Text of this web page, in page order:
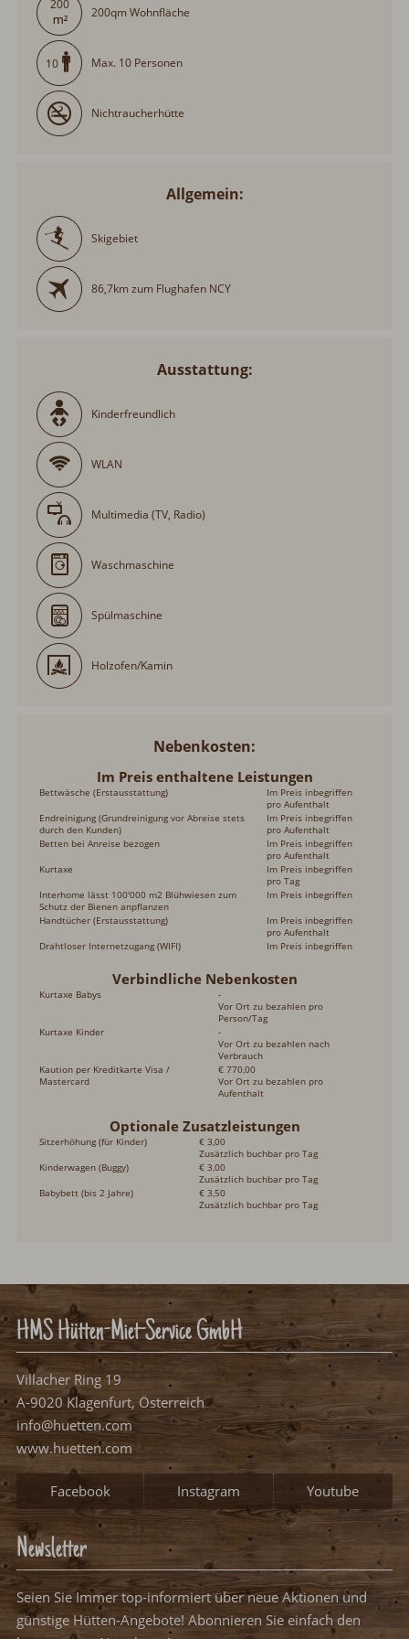
200
200qm Wohnfläche
10 Max. 10 Personen
Nichtraucherhütte
Allgemein:
Skigebiet
86,7km zum Flughafen NCY
Ausstattung:
Kinderfreundlich
WLAN
Multimedia (TV, Radio)
Waschmaschine
Spülmaschine
Holzofen/Kamin
Nebenkosten
Im Preis enthaltene Leistungen
Bettwäsche (Erstausstattung)
Im Preis inbegriffen
pro Aufenthalt
Endreinigung (Grundreinigung vor Abreise stets
durch den Kunden)
Im Preis inbegriffen
pro Aufenthalt
Betten bei Anreise bezogen
Im Preis inbegriffen
pro Aufenthalt
Kurtaxe
Im Preis inbegriffen
pro Tag
Interhome lässt 100'000 m2 Blühwiesen zum
Schutz der Bienen anpflanzen
Im Preis inbegriffen
Handtücher (Erstausstattung)
Im Preis inbegriffen
pro Aufenthalt
Drahtloser Internetzugang (WIFI)
Im Preis inbegriffen
Verbindliche Nebenkosten
Kurtaxe Babys
-
Vor Ort zu bezahlen pro
Person/Tag
Kurtaxe Kinder
-
Vor Ort zu bezahlen nach
Verbrauch
Kaution per Kreditkarte Visa /
Mastercard
€ 770,00
Vor Ort zu bezahlen pro
Aufenthalt
Optionale Zusatzleistungen
Sitzerhöhung (für Kinder)
€ 3,00
Zusätzlich buchbar pro Tag
Kinderwagen (Buggy)
€ 3,00
Zusätzlich buchbar pro Tag
Babybett (bis 2 Jahre)
€ 3,50
Zusätzlich buchbar pro Tag
HMS Hütten-Miet-Service GmbH
Villacher Ring 19
A-9020 Klagenfurt, Österreich
info@huetten.com
www.huetten.com
Facebook Instagram Youtube
Newsletter
Seien Sie Immer top-informiert über neue Aktionen und
günstige Hütten-Angebote! Abonnieren Sie einfach den